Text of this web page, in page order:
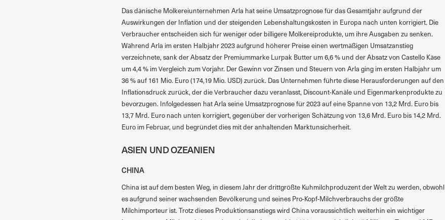
Das dänische Molkereiunternehmen Arla hat seine Umsatzprognose für das Gesamtjahr aufgrund der
Auswirkungen der Inflation und der steigenden Lebenshaltungskosten in Europa nach unten korrigiert. Die
Verbraucher entscheiden sich für weniger oder billigere Molkereiprodukte, um ihre Ausgaben zu senken.
Während Arla im ersten Halbjahr 2023 aufgrund höherer Preise einen wertmäßigen Umsatzanstieg
verzeichnete, sank der Absatz der Premiummarke Lurpak Butter um 6,6 % und der Absatz von Castello Käse
um 4,4 % im Vergleich zum Vorjahr. Der Gewinn vor Zinsen und Steuern von Arla ging im ersten Halbjahr um
36 % auf 161 Mio. Euro (174,19 Mio. USD) zurück. Das Unternehmen führte diese Herausforderungen auf den
Inflationsdruck zurück, der die Verbraucher dazu veranlasst, Discount-Kanäle und Eigenmarkenprodukte zu
bevorzugen. Infolgedessen hat Arla seine Umsatzprognose für 2023 auf eine Spanne von 13,2 Mrd. Euro bis
13,7 Mrd. Euro nach unten korrigiert, gegenüber der vorherigen Schätzung von 13,6 Mrd. Euro bis 14,2 Mrd.
Euro im Februar, und begründet dies mit der anhaltenden Marktunsicherheit.
ASIEN UND OZEANIEN
CHINA
China ist auf dem besten Weg, in diesem Jahr der drittgrößte Kuhmilchproduzent der Welt zu werden, obwohl
es aufgrund seiner wachsenden Bevölkerung und seines Pro-Kopf-Milchverbrauchs der größte
Milchimporteur ist. Trotz dieses Produktionsanstiegs wird China voraussichtlich weiterhin ein wichtiger